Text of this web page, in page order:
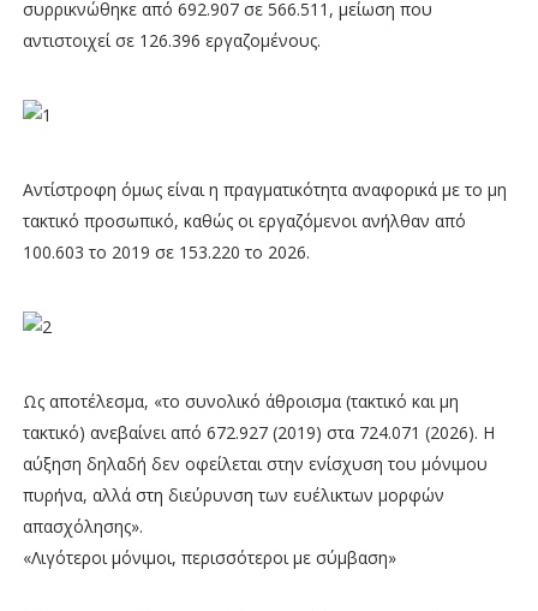
συρρικνώθηκε από 692.907 σε 566.511, μείωση που
αντιστοιχεί σε 126.396 εργαζομένους.
Αντίστροφη όμως είναι η πραγματικότητα αναφορικά με το μη
τακτικό προσωπικό, καθώς οι εργαζόμενοι ανήλθαν από
100.603 το 2019 σε 153.220 το 2026.
Ως αποτέλεσμα, «το συνολικό άθροισμα (τακτικό και μη
τακτικό) ανεβαίνει από 672.927 (2019) στα 724.071 (2026). Η
αύξηση δηλαδή δεν οφείλεται στην ενίσχυση του μόνιμου
πυρήνα, αλλά στη διεύρυνση των ευέλικτων μορφών
απασχόλησης».
«Λιγότεροι μόνιμοι, περισσότεροι με σύμβαση»